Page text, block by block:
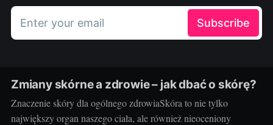
Enter your email Subscribe
Zmiany skórne a zdrowie – jak dbać o skórę?
Znaczenie skóry dla ogólnego zdrowiaSkóra to nie tylko
największy organ naszego ciała, ale również nieoceniony